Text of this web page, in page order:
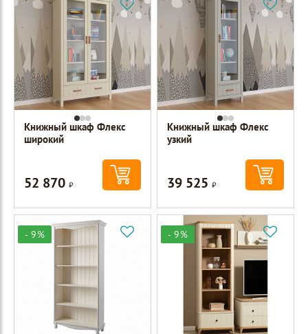
Книжный шкаф Флекс
широкий
52 870Р
Книжный шкаф Флекс
узкий
39 525Р
- 9% - 9%